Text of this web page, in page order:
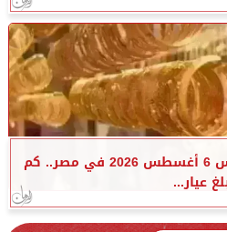
أسعار الذهب اليوم الخميس 6 أغسطس 2026 في مصر.. كم
عيار...